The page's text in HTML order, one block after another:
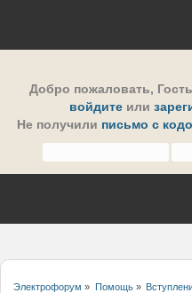
Добро пожаловать, Гость
войдите или
Не получили письмо с
Электрофорум » Помощь»